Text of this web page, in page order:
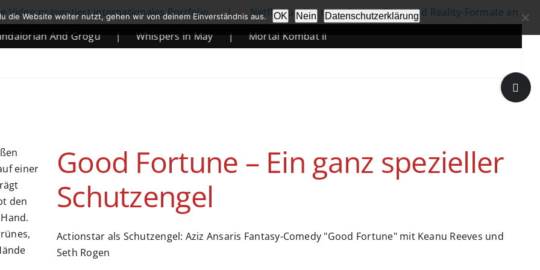
präsentiert internationales Portfolio | Netflix kündigt neue Serien, Filme und Reality-Formate an |
And Grogu | Whispers in May |
Mortal Kombat II
Good Fortune – Ein ganz spezieller
Schutzengel
Actionstar als Schutzengel: Aziz Ansaris Fantasy-Comedy "Good Fortune" mit Keanu Reeves und
Seth Rogen
Toggle
Sliding
die Website weiter nutzt, gehen wir von deinem Einverständnis aus. OK Nein Datenschutzerklärung